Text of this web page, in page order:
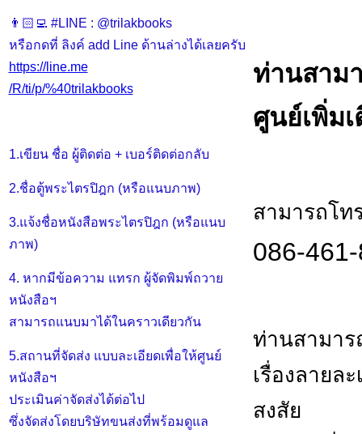
👨🏻‍💻 #LINE : @trilakbooks
หรือกดที่ ลิงค์ add Line ด้านล่างได้เลยครับ
https://line.me
/R/ti/p/%40trilakbooks
1.เขียน ชื่อ ผู้ติดต่อ + เบอร์ติดต่อกลับ
2.ชื่อตู้พระไตรปิฎก (หรือแนบภาพ)
3.แจ้งชื่อหนังสือพระไตรปิฎก (หรือแนบ
ภาพ)
4. หากมีข้อความ แทรก ผู้จัดพิมพ์ถวาย
หนังสือฯ
สามารถแนบมาได้ในคราวเดียวกัน
5.สถานที่จัดส่ง แบบละเอียดเพื่อให้ศูนย์
หนังสือฯ
ประเมินค่าจัดส่งได้ต่อไป
ซึ่งจัดส่งโดยบริษัทขนส่งที่พร้อมดูแล
ท่านสาม
ศูนย์เพิ่ม
สามารถโท
086-
ท่านสามาร
เรื่องลาย
สงสัย